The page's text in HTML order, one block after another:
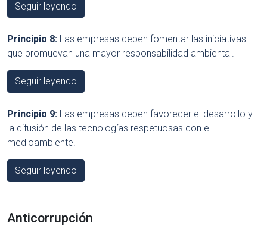
Seguir leyendo
Principio 8: Las empresas deben fomentar las iniciativas
que promuevan una mayor responsabilidad ambiental.
Seguir leyendo
Principio 9: Las empresas deben favorecer el desarrollo y
la difusión de las tecnologías respetuosas con el
medioambiente.
Seguir leyendo
Anticorrupción